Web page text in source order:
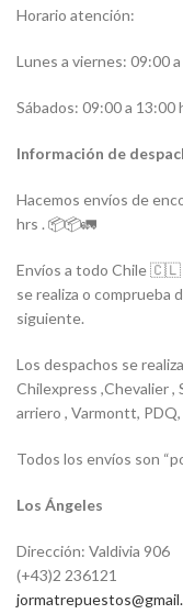
Horario atención:
Lunes a viernes: 09:00
Sábados: 09:00 a 13:00
Información de
Hacemos envíos de
hrs . 📦📦🚛
Envíos a todo Chile 🇨🇱
se realiza o comprueba
siguiente.
Los despachos se
Chilexpress ,Chevalier ,
arriero , Varmontt,
Todos los envíos son
Los Ángeles
Dirección: Valdivia 906
(+43)2 236121